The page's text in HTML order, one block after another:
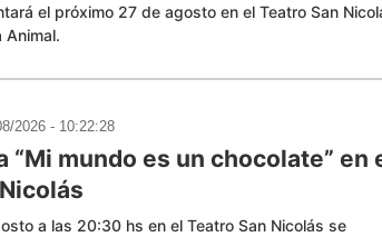
el próximo 27 de agosto en el Teatro San
Animal.
2026 - 10:22:28
“Mi mundo es un chocolate” en
a las 20:30 hs en el Teatro San Nicolás se